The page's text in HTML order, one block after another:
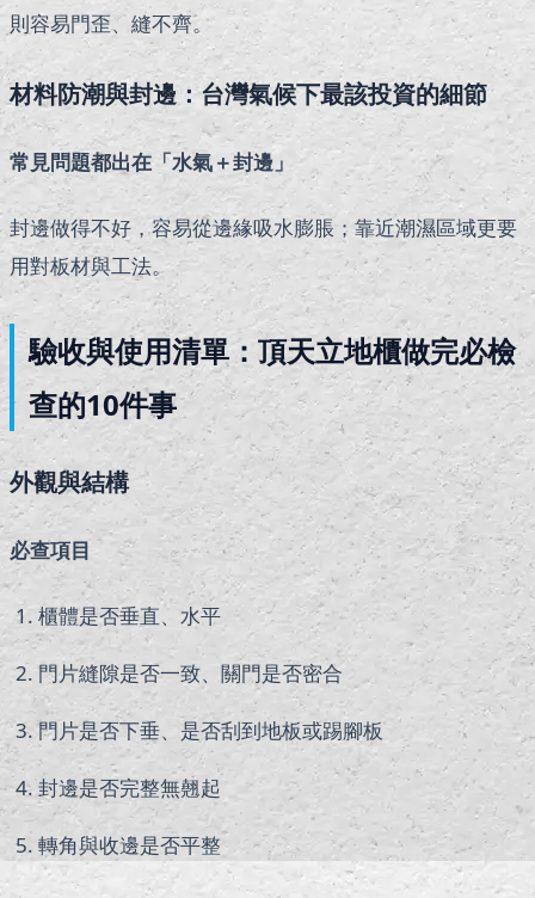
則容易門歪、縫不齊。
材料防潮與封邊：台灣氣候下最該投資的細節
常見問題都出在「水氣＋封邊」
封邊做得不好，容易從邊緣吸水膨脹；靠近潮濕區域更要
用對板材與工法。
驗收與使用清單：頂天立地櫃做完必檢
查的10件事
外觀與結構
必查項目
櫃體是否垂直、水平
門片縫隙是否一致、關門是否密合
門片是否下垂、是否刮到地板或踢腳板
封邊是否完整無翹起
轉角與收邊是否平整